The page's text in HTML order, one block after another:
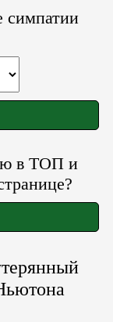
симпатии
в ТОП и